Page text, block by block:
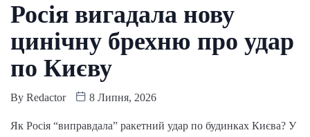
Росія вигадала нову
цинічну брехню про удар
по Києву
By Redactor 8 Липня, 2026
Як Росія “виправдала” ракетний удар по будинках Києва? У